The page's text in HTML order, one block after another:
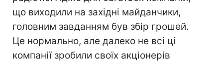
що виходили на західні майданчики,
головним завданням був збір грошей.
Це нормально, але далеко не всі ці
компанії зробили своїх акціонерів